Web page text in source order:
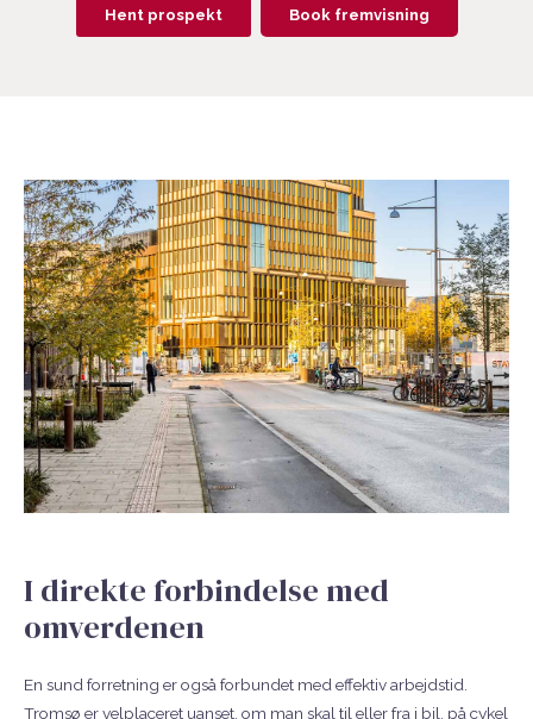
Hent prospekt Book fremvisning
I direkte forbindelse med
omverdenen
En sund forretning er også forbundet med effektiv arbejdstid.
Tromsø er velplaceret uanset, om man skal til eller fra i bil, på cykel